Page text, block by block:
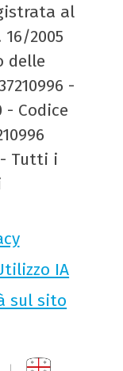
al
2005
delle
-
- Codice
- Tutti i
IA
sul sito